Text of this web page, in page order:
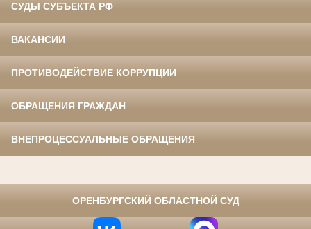
СУДЫ СУБЪЕКТА РФ
ВАКАНСИИ
ПРОТИВОДЕЙСТВИЕ КОРРУПЦИИ
ОБРАЩЕНИЯ ГРАЖДАН
ВНЕПРОЦЕССУАЛЬНЫЕ ОБРАЩЕНИЯ
ОРЕНБУРГСКИЙ ОБЛАСТНОЙ СУД